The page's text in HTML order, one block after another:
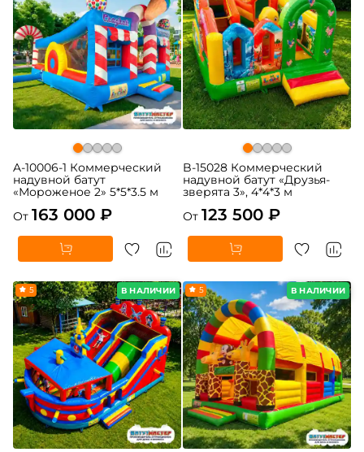
A-10006-1 Коммерческий
надувной батут
«Мороженое 2» 5*5*3.5 м
От 163 000 ₽
B-15028 Коммерческий
надувной батут «Друзья-
зверята 3», 4*4*3 м
От 123 500 ₽
В НАЛИЧИИ
5 В НАЛИЧИИ
5